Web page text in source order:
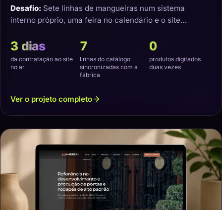
Desafio: Sete linhas de mangueiras num sistema
interno próprio, uma feira no calendário e o site
3 dias
da contratação ao site
no ar
7
linhas do catálogo
sincronizadas com a
fábrica
0
produtos digitados
duas vezes
Ver o projeto completo